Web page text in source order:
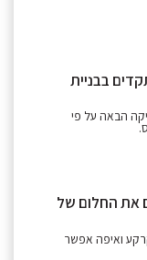
בבניית
הבאה על פי
את החלום של
ואיפה אפשר